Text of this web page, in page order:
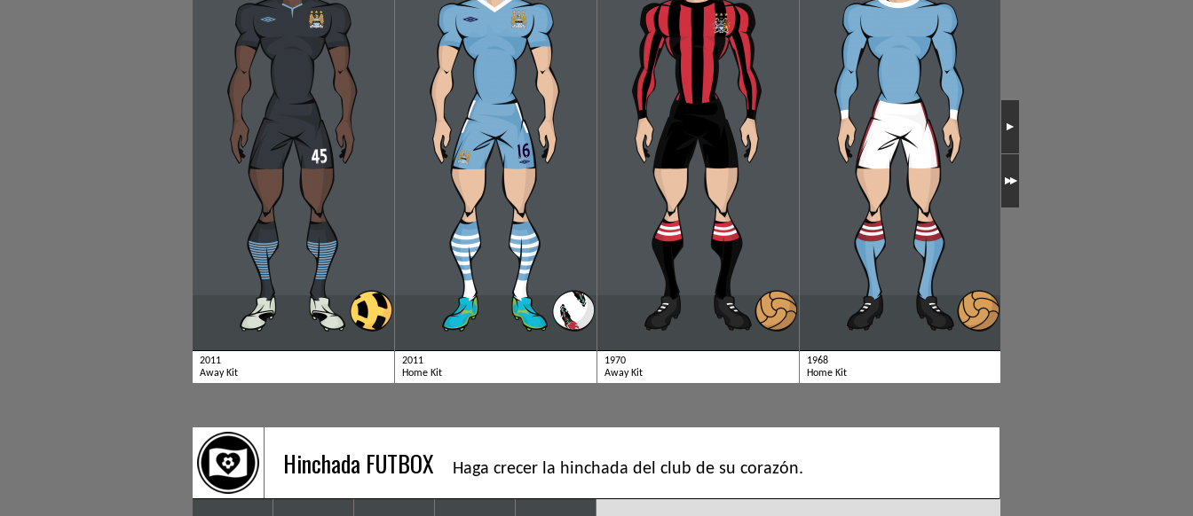
2011
Away Kit
2011
Home Kit
1970
Away Kit
1968
Home Kit
Hinchada FUTBOX Haga crecer la hinchada del club de su corazón.